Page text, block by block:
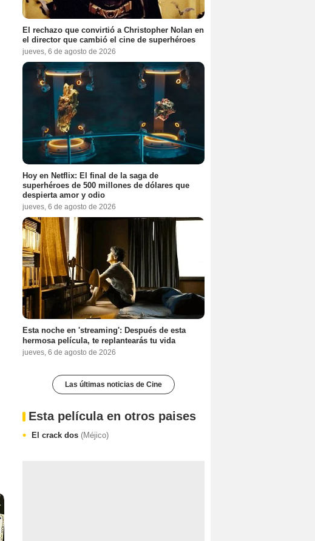
El rechazo que convirtió a Christopher Nolan en
el director que cambió el cine de superhéroes
jueves, 6 de agosto de 2026
Hoy en Netflix: El final de la saga de
superhéroes de 500 millones de dólares que
despierta amor y odio
jueves, 6 de agosto de 2026
Esta noche en 'streaming': Después de esta
hermosa película, te replantearás tu vida
jueves, 6 de agosto de 2026
Las últimas noticias de Cine
Esta película en otros paises
El crack dos (Méjico)